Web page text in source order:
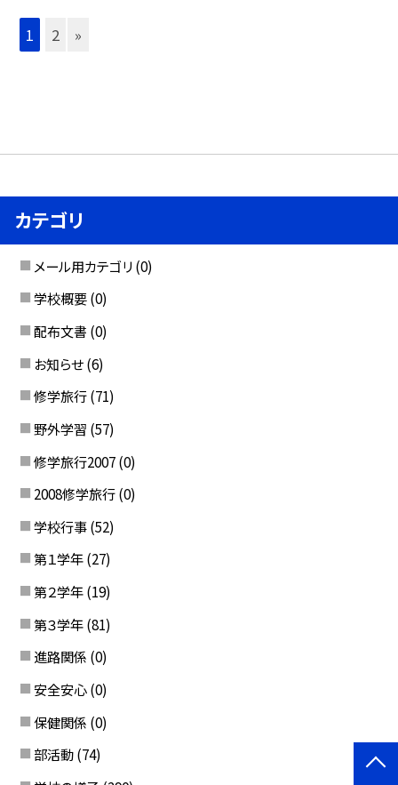
1 2 »
カテゴリ
メール用カテゴリ (0)
学校概要 (0)
配布文書 (0)
お知らせ (6)
修学旅行 (71)
野外学習 (57)
修学旅行2007 (0)
2008修学旅行 (0)
学校行事 (52)
第１学年 (27)
第２学年 (19)
第３学年 (81)
進路関係 (0)
安全安心 (0)
保健関係 (0)
部活動 (74)